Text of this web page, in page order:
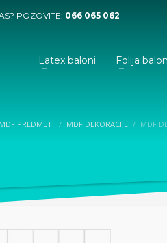
POZOVITE: 066 065 062
Latex baloni Folija
MDF PREDMETI MDF DEKORACIJE MDF